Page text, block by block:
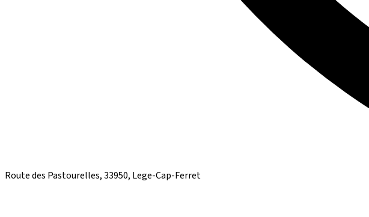
Route des Pastourelles, 33950, Lege-Cap-Ferret